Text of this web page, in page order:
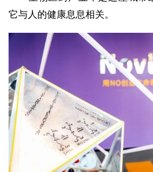
它与人的健康息息相关。